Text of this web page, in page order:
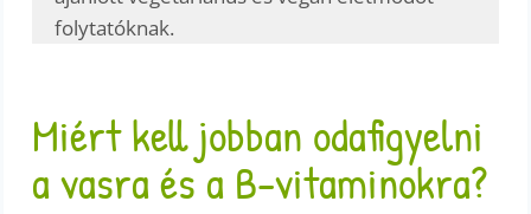
folytatóknak.
Miért kell jobban odafigyelni
a vasra és a B-vitaminokra?